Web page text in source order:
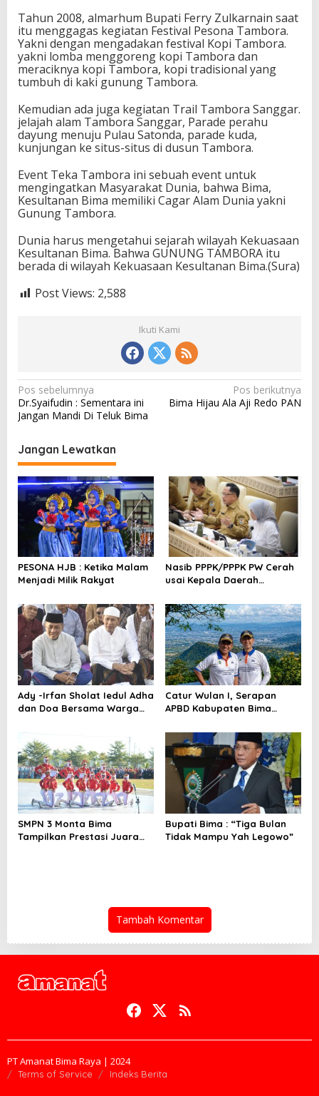
Tahun 2008, almarhum Bupati Ferry Zulkarnain saat
itu menggagas kegiatan Festival Pesona Tambora.
Yakni dengan mengadakan festival Kopi Tambora.
yakni lomba menggoreng kopi Tambora dan
meraciknya kopi Tambora, kopi tradisional yang
tumbuh di kaki gunung Tambora.
Kemudian ada juga kegiatan Trail Tambora Sanggar.
jelajah alam Tambora Sanggar, Parade perahu
dayung menuju Pulau Satonda, parade kuda,
kunjungan ke situs-situs di dusun Tambora.
Event Teka Tambora ini sebuah event untuk
mengingatkan Masyarakat Dunia, bahwa Bima,
Kesultanan Bima memiliki Cagar Alam Dunia yakni
Gunung Tambora.
Dunia harus mengetahui sejarah wilayah Kekuasaan
Kesultanan Bima. Bahwa GUNUNG TAMBORA itu
berada di wilayah Kekuasaan Kesultanan Bima.(Sura)
Post Views: 2,588
Ikuti Kami
N
a
i
g
a
i
p
o
Pos sebelumnya
Dr.Syaifudin : Sementara ini
Jangan Mandi Di Teluk Bima
Pos berikutnya
Bima Hijau Ala Aji Redo PAN
Jangan Lewatkan
PESONA HJB : Ketika Malam
Menjadi Milik Rakyat
Nasib PPPK/PPPK PW Cerah
usai Kepala Daerah
RB dan DPR RI
Ady -Irfan Sholat Iedul Adha
dan Doa Bersama Warga
Catur Wulan I, Serapan
APBD Kabupaten Bima
SMPN 3 Monta Bima
Tampilkan Prestasi Juara
Bupati Bima : “Tiga Bulan
Tidak Mampu Yah Legowo”
Tambah Komentar
PT Amanat Bima Raya | 2024
Terms of Service Indeks Berita